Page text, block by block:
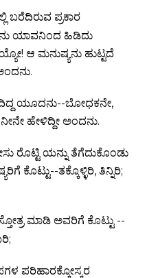
ಬರೆದಿರುವ ಪ್ರಕಾರ
ಯಾವನಿಂದ ಹಿಡಿದು
ಆ ಮನುಷ್ಯನು ಹುಟ್ಟದೆ
ಯೂದನು--ಬೋಧಕನೇ,
ಹೇಳಿದ್ದೀ ಅಂದನು.
ರೊಟ್ಟಿ ಯನ್ನು ತೆಗೆದುಕೊಂಡು
ಕೊಟ್ಟು--ತಕ್ಕೊಳ್ಳಿರಿ, ತಿನ್ನಿರಿ;
ಮಾಡಿ ಅವರಿಗೆ ಕೊಟ್ಟು --
ಪರಿಹಾರಕ್ಕೋಸ್ಕರ